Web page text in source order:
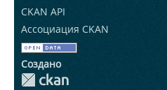
CKAN API
Ассоциация CKAN
Создано